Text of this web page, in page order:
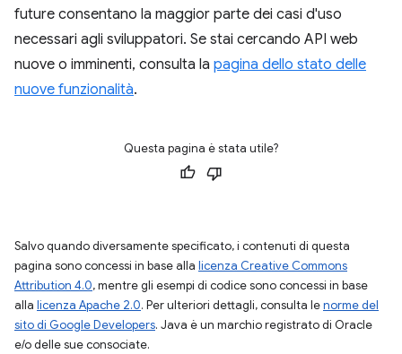
future consentano la maggior parte dei casi d'uso
necessari agli sviluppatori. Se stai cercando API web
nuove o imminenti, consulta la pagina dello stato delle
nuove funzionalità.
Questa pagina è stata utile?
Salvo quando diversamente specificato, i contenuti di questa
pagina sono concessi in base alla licenza Creative Commons
Attribution 4.0, mentre gli esempi di codice sono concessi in base
alla licenza Apache 2.0. Per ulteriori dettagli, consulta lenorme del
sito di Google Developers. Java è un marchio registrato di Oracle
e/o delle sue consociate.